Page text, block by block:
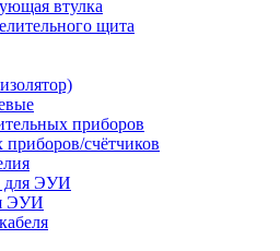
втулка
щита
приборов
счётчиков
для ЭУИ
ЭУИ